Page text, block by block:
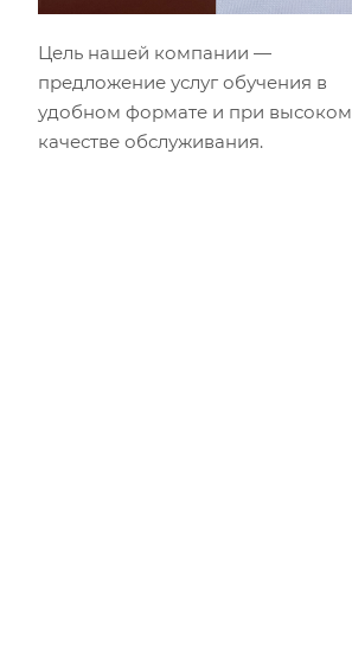
Цель нашей компании —
предложение услуг обучения в
удобном формате и при высоком
качестве обслуживания.